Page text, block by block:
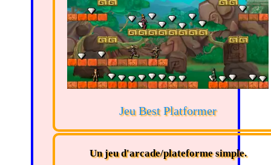
Jeu Best Platformer
Un jeu d'arcade/plateforme simple.